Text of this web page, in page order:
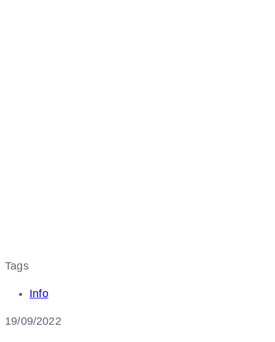
Tags
Info
19/09/2022